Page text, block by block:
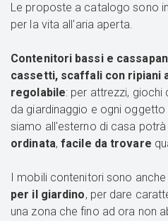
Le proposte a catalogo sono in
per la vita all'aria aperta.
Contenitori bassi e
cassetti, scaffali con ripiani
regolabile: per attrezzi, giochi
da giardinaggio e ogni
siamo all'esterno di casa potrà
ordinata,facile da trovare
I mobili contenitori sono
per il giardino, per dare
una zona che fino ad ora non